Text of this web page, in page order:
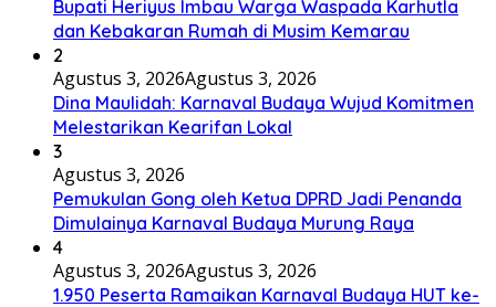
Bupati Heriyus Imbau Warga Waspada Karhutla
dan Kebakaran Rumah di Musim Kemarau
2
Agustus 3, 2026Agustus 3, 2026
Dina Maulidah: Karnaval Budaya Wujud Komitmen
Melestarikan Kearifan Lokal
3
Agustus 3, 2026
Pemukulan Gong oleh Ketua DPRD Jadi Penanda
Dimulainya Karnaval Budaya Murung Raya
4
Agustus 3, 2026Agustus 3, 2026
1.950 Peserta Ramaikan Karnaval Budaya HUT ke-